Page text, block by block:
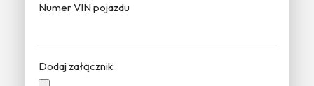
Numer VIN pojazdu
Dodaj załącznik